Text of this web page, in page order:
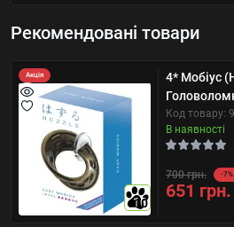
Рекомендовані товари
Акція
10
4* Мобіус
Код товару:
В наявності
700 грн. -7%
651 грн.